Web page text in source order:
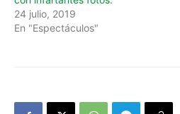
24 julio, 2019
En "Espectáculos"